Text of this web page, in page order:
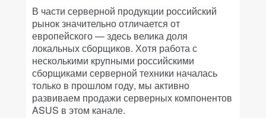
В части серверной продукции российский
рынок значительно отличается от
европейского — здесь велика доля
локальных сборщиков. Хотя работа с
несколькими крупными российскими
сборщиками серверной техники началась
только в прошлом году, мы активно
развиваем продажи серверных компонентов
ASUS в этом канале.